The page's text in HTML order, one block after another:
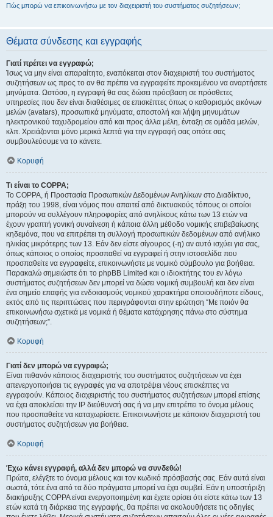
Πώς μπορώ να επικοινωνήσω με τον διαχειριστή του συστήματος συζητήσεων;
Θέματα σύνδεσης και εγγραφής
Γιατί πρέπει να εγγραφώ;
Ίσως να μην είναι απαραίτητο, εναπόκειται στον διαχειριστή του συστήματος
συζητήσεων ως προς το αν θα πρέπει να εγγραφείτε προκειμένου να αναρτήσετε
μηνύματα. Ωστόσο, η εγγραφή θα σας δώσει πρόσβαση σε πρόσθετες
υπηρεσίες που δεν είναι διαθέσιμες σε επισκέπτες όπως ο καθορισμός εικόνων
μελών (avatars), προσωπικά μηνύματα, αποστολή και λήψη μηνυμάτων
ηλεκτρονικού ταχυδρομείου από και προς άλλα μέλη, ένταξη σε ομάδα μελών,
κλπ. Χρειάζονται μόνο μερικά λεπτά για την εγγραφή σας οπότε σας
συμβουλεύουμε να το κάνετε.
Κορυφή
Τι είναι το COPPA;
Το COPPA, ή Προστασία Προσωπικών Δεδομένων Ανηλίκων στο Διαδίκτυο,
πράξη του 1998, είναι νόμος που απαιτεί από δικτυακούς τόπους οι οποίοι
μπορούν να συλλέγουν πληροφορίες από ανηλίκους κάτω των 13 ετών να
έχουν γραπτή γονική συναίνεση ή κάποια άλλη μέθοδο νομικής επιβεβαίωσης
κηδεμόνα, που να επιτρέπει τη συλλογή προσωπικών δεδομένων από ανήλικο
ηλικίας μικρότερης των 13. Εάν δεν είστε σίγουρος (-η) αν αυτό ισχύει για σας,
όπως κάποιος ο οποίος προσπαθεί να εγγραφεί ή στην ιστοσελίδα που
προσπαθείτε να εγγραφείτε, επικοινωνήστε με νομικό σύμβουλο για βοήθεια.
Παρακαλώ σημειώστε ότι το phpBB Limited και ο ιδιοκτήτης του εν λόγω
συστήματος συζητήσεων δεν μπορεί να δώσει νομική συμβουλή και δεν είναι
ένα σημείο επαφής για ενδοιασμούς νομικού χαρακτήρα οποιουδήποτε είδους,
εκτός από τις περιπτώσεις που περιγράφονται στην ερώτηση “Με ποιόν θα
επικοινωνήσω σχετικά με νομικά ή θέματα κατάχρησης πάνω στο σύστημα
συζητήσεων;”.
Κορυφή
Γιατί δεν μπορώ να εγγραφώ;
Είναι πιθανόν κάποιος διαχειριστής του συστήματος συζητήσεων να έχει
απενεργοποιήσει τις εγγραφές για να αποτρέψει νέους επισκέπτες να
εγγραφούν. Κάποιος διαχειριστής του συστήματος συζητήσεων μπορεί επίσης
να έχει αποκλείσει την IP διεύθυνσή σας ή να μην επιτρέπει το όνομα μέλους
που προσπαθείτε να καταχωρίσετε. Επικοινωνήστε με κάποιον διαχειριστή του
συστήματος συζητήσεων για βοήθεια.
Κορυφή
Έχω κάνει εγγραφή, αλλά δεν μπορώ να συνδεθώ!
Πρώτα, ελέγξτε το όνομα μέλους και τον κωδικό πρόσβασής σας. Εάν αυτά είναι
σωστά, τότε ένα από τα δύο πράγματα μπορεί να έχει συμβεί. Εάν η υποστήριξη
διακήρυξης COPPA είναι ενεργοποιημένη και έχετε ορίσει ότι είστε κάτω των 13
ετών κατά τη διάρκεια της εγγραφής, θα πρέπει να ακολουθήσετε τις οδηγίες